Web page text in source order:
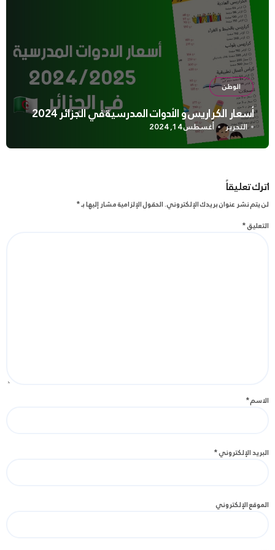
الوطن
أسعار الكراريس و الأدوات المدرسية في الجزائر 2024
التحرير أغسطس 14, 2024
اترك تعليقاً
لن يتم نشر عنوان بريدك الإلكتروني.الحقول الإلزامية مشار إليها بـ*
التعليق*
الاسم*
البريد الإلكتروني*
الموقع الإلكتروني